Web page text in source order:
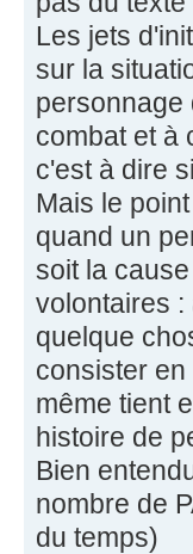
Les jets
sur la
personnage
combat et à
c'est à dire
Mais le
quand un
soit la
volontaires :
quelque
consister
même tient
histoire de
Bien
nombre de
du temps)